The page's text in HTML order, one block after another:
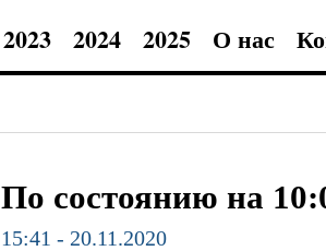
2023 2024 2025 О нас
По состоянию на
15:41 - 20.11.2020